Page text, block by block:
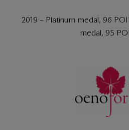
2019 – Platinum medal, 96
medal, 95